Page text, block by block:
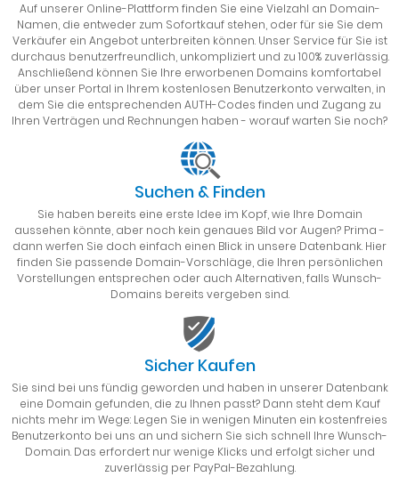
Auf unserer Online-Plattform finden Sie eine Vielzahl an Domain-
Namen, die entweder zum Sofortkauf stehen, oder für sie Sie dem
Verkäufer ein Angebot unterbreiten können. Unser Service für Sie ist
durchaus benutzerfreundlich, unkompliziert und zu 100% zuverlässig.
Anschließend können Sie Ihre erworbenen Domains komfortabel
über unser Portal in Ihrem kostenlosen Benutzerkonto verwalten, in
dem Sie die entsprechenden AUTH-Codes finden und Zugang zu
Ihren Verträgen und Rechnungen haben - worauf warten Sie noch?
Suchen & Finden
Sie haben bereits eine erste Idee im Kopf, wie Ihre Domain
aussehen könnte, aber noch kein genaues Bild vor Augen? Prima -
dann werfen Sie doch einfach einen Blick in unsere Datenbank. Hier
finden Sie passende Domain-Vorschläge, die Ihren persönlichen
Vorstellungen entsprechen oder auch Alternativen, falls Wunsch-
Domains bereits vergeben sind.
Sicher Kaufen
Sie sind bei uns fündig geworden und haben in unserer Datenbank
eine Domain gefunden, die zu Ihnen passt? Dann steht dem Kauf
nichts mehr im Wege: Legen Sie in wenigen Minuten ein kostenfreies
Benutzerkonto bei uns an und sichern Sie sich schnell Ihre Wunsch-
Domain. Das erfordert nur wenige Klicks und erfolgt sicher und
zuverlässig per PayPal-Bezahlung.